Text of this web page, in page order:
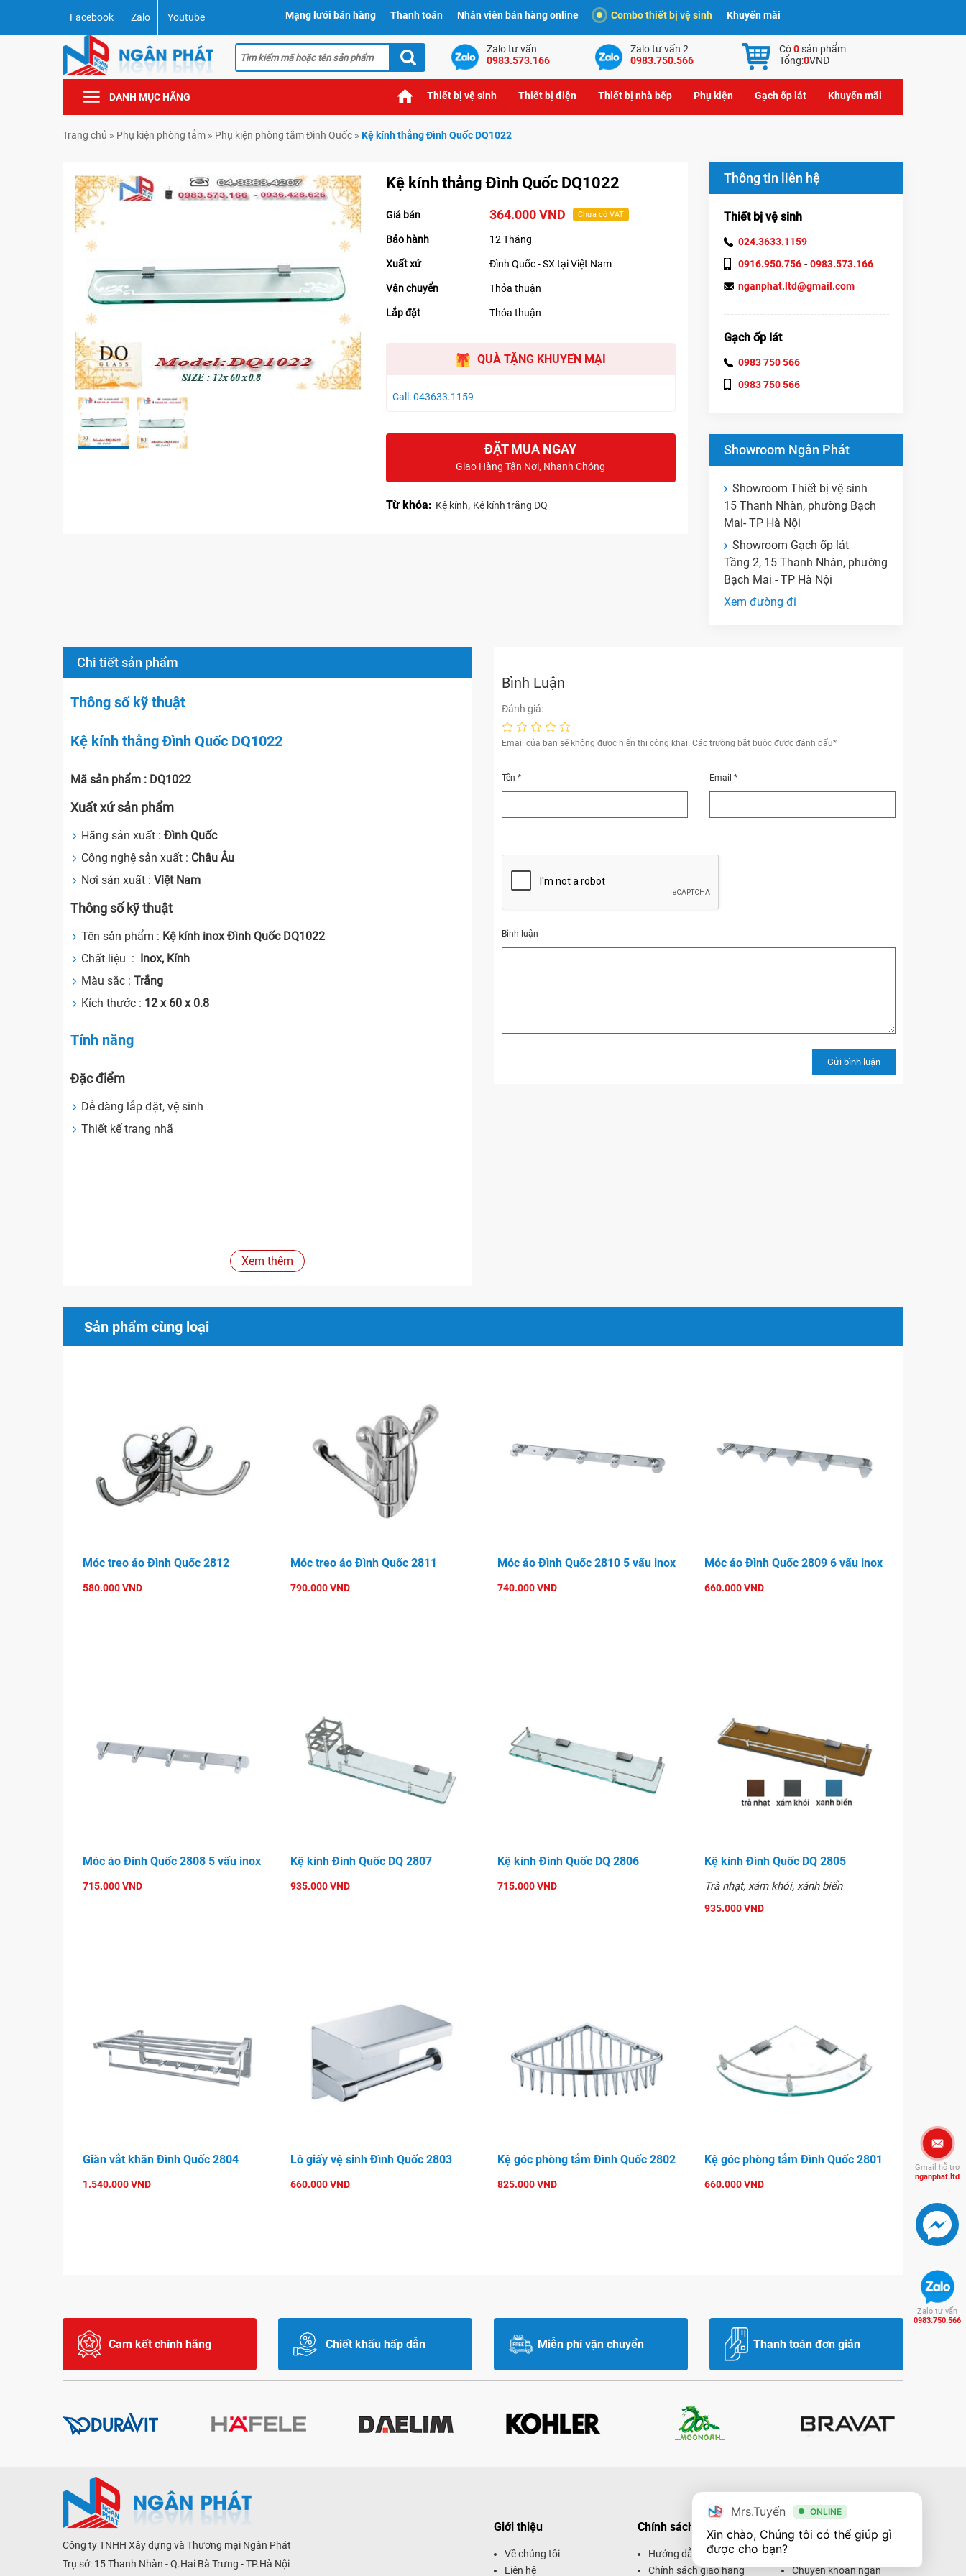
Facebook Zalo Youtube Mạng lưới bán hàng Thanh toán Nhân viên bán hàng online Combo thiết bị vệ sinh Khuyến mãi
Zalo tư vấn
0983.573.166
Zalo tư vấn 2
0983.750.566
Có0sản phẩm
Tổng:0VNĐ
DANH MỤC HÃNG Thiết bị vệ sinh Thiết bị điện Thiết bị nhà bếp Phụ kiện Gạch ốp lát Khuyến mãi
Trang chủ » Phụ kiện phòng tắm » Phụ kiện phòng tắm Đình Quốc » Kệ kính thẳng Đình Quốc DQ1022
Kệ kính thẳng Đình Quốc DQ1022
Giá bán 364.000 VND Chưa có VAT
Bảo hành 12 Tháng
Xuất xứ Đình Quốc - SX tại Việt Nam
Vận chuyển Thỏa thuận
Lắp đặt Thỏa thuận
QUÀ TẶNG KHUYẾN MẠI
Call: 043633.1159
ĐẶT MUA NGAY
Giao Hàng Tận Nơi, Nhanh Chóng
Từ khóa: Kệ kính, Kệ kính trắng DQ
Thông tin liên hệ
Thiết bị vệ sinh
024.3633.1159
0916.950.756 - 0983.573.166
nganphat.ltd@gmail.com
Gạch ốp lát
0983 750 566
0983 750 566
Showroom Ngân Phát
Showroom Thiết bị vệ sinh
15 Thanh Nhàn, phường Bạch
Mai- TP Hà Nội
Showroom Gạch ốp lát
Tầng 2, 15 Thanh Nhàn, phường
Bạch Mai - TP Hà Nội
Xem đường đi
Chi tiết sản phẩm
Thông số kỹ thuật
Kệ kính thẳng Đình Quốc DQ1022
Mã sản phẩm : DQ1022
Xuất xứ sản phẩm
Hãng sản xuất :Đình Quốc
Công nghệ sản xuất : Châu Âu
Nơi sản xuất :Việt Nam
Thông số kỹ thuật
Tên sản phẩm : Kệ kính inox Đình Quốc DQ1022
Chất liệu :
Inox, Kính
Màu sắc :Trắng
Kích thước : 12 x 60 x 0.8
Tính năng
Đặc điểm
Dễ dàng lắp đặt, vệ sinh
Thiết kế trang nhã
Xem thêm
Bình Luận
Đánh giá:
Email của bạn sẽ không được hiển thị công khai. Các trường bắt buộc được đánh dấu*
Tên* Email *
Bình luận
Sản phẩm cùng loại
Móc treo áo Đình Quốc 2812
580.000 VND
Móc treo áo Đình Quốc 2811
790.000 VND
Móc áo Đình Quốc 2810 5 vấu inox
740.000 VND
Móc áo Đình Quốc 2809 6 vấu inox
660.000 VND
Móc áo Đình Quốc 2808 5 vấu inox
715.000 VND
Kệ kính Đình Quốc DQ 2807
935.000 VND
Kệ kính Đình Quốc DQ 2806
715.000 VND
Kệ kính Đình Quốc DQ 2805
Trà nhạt, xám khói, xánh biển
935.000 VND
Giàn vắt khăn Đình Quốc 2804
1.540.000 VND
Lô giấy vệ sinh Đình Quốc 2803
660.000 VND
Kệ góc phòng tắm Đình Quốc 2802
825.000 VND
Kệ góc phòng tắm Đình Quốc 2801
660.000 VND
Cam kết chính hãng Chiết khấu hấp dẫn Miễn phí vận chuyển Thanh toán đơn giản
Công ty TNHH Xây dựng và Thương mại Ngân Phát
Trụ sở: 15 Thanh Nhàn - Q.Hai Bà Trưng - TP.Hà Nội
Giới thiệu
Về chúng tôi
Liên hệ
Chính sách mua hàng
Hướng dẫn mua hàng
Chính sách giao hàng
Hình thức thanh toán
Chuyển khoản ngân
Gmail hỗ trợ
nganphat.ltd
Zalo tư vấn
0983.750.566
Mrs.Tuyến ONLINE
Xin chào, Chúng tôi có thể giúp gì
được cho bạn?